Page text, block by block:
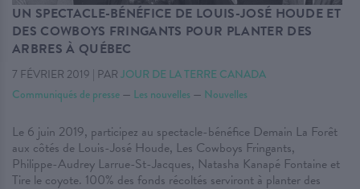
UN SPECTACLE-BÉNÉFICE DE LOUIS-JOSÉ HOUDE ET
DES COWBOYS FRINGANTS POUR PLANTER DES
ARBRES À QUÉBEC
7 FÉVRIER 2019 | PAR JOUR DE LA TERRE CANADA
Communiqués de presse — Les nouvelles — Nouvelles
Le 6 juin 2019, participez au spectacle-bénéfice Demain La Forêt
aux côtés de Louis-José Houde, Les Cowboys Fringants,
Philippe-Audrey Larrue-St-Jacques, Natasha Kanapé Fontaine et
Tire le coyote. 100% des fonds récoltés serviront à planter des